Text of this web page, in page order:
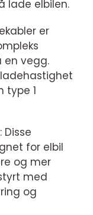
lade elbilen.
er
en vegg.
type 1
for elbil
og mer
med
og